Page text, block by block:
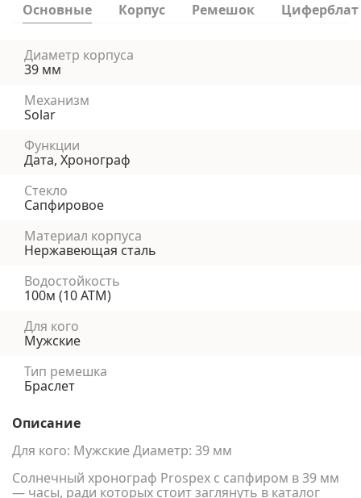
Основные Корпус Ремешок Циферблат
Диаметр корпуса
39 мм
Механизм
Solar
Функции
Дата, Хронограф
Стекло
Сапфировое
Материал корпуса
Нержавеющая сталь
Водостойкость
100м (10 АТМ)
Для кого
Мужские
Тип ремешка
Браслет
Описание
Для кого: Мужские Диаметр: 39 мм
Солнечный хронограф Prospex с сапфиром в 39 мм
— часы, ради которых стоит заглянуть в каталог